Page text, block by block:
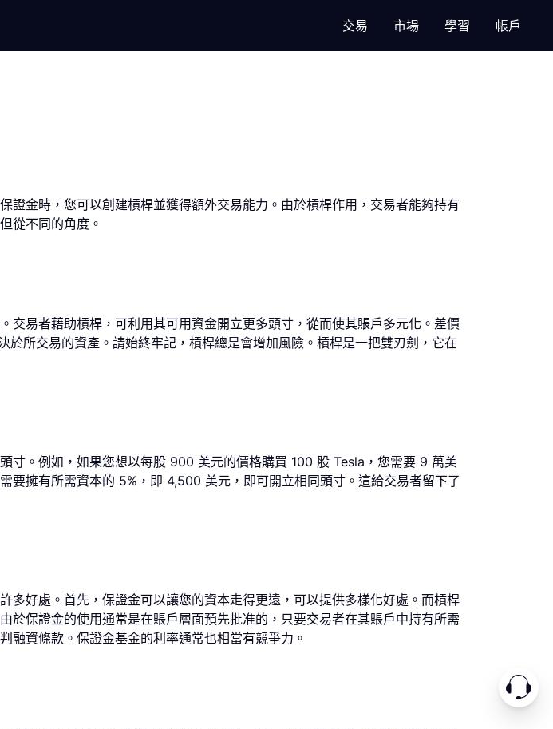
交易 市場 學習 帳戶
金時，您可以創建槓桿並獲得額外交易能力。由於槓桿作用，交易者能夠持有
從不同的角度。
易者藉助槓桿，可利用其可用資金開立更多頭寸，從而使其賬戶多元化。差價
所交易的資產。請始終牢記，槓桿總是會增加風險。槓桿是一把雙刃劍，它在
寸。例如，如果您想以每股 900 美元的價格購買 100 股 Tesla，您需要 9 萬美
要擁有所需資本的 5%，即 4,500 美元，即可開立相同頭寸。這給交易者留下了
好處。首先，保證金可以讓您的資本走得更遠，可以提供多樣化好處。而槓桿
保證金的使用通常是在賬戶層面預先批准的，只要交易者在其賬戶中持有所需
融資條款。保證金基金的利率通常也相當有競爭力。